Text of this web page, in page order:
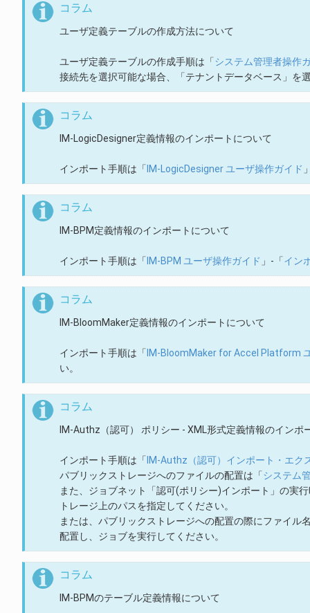
コラム
ユーザ定義テーブルの作成方法について
ユーザ定義テーブルの作成手順は「システム管理者操作
接続先を選択可能な場合、「テナントデータベース」を
コラム
IM-LogicDesigner定義情報のインポートについて
インポート手順は「 IM-LogicDesigner ユーザ操作ガイド
コラム
IM-BPM定義情報のインポートについて
インポート手順は「 IM-BPM ユーザ操作ガイド 」-「イン
コラム
IM-BloomMaker定義情報のインポートについて
インポート手順は「 IM-BloomMaker for Accel Platform
い。
コラム
IM-Authz（認可） ポリシー - XML形式定義情報のインポ
インポート手順は「 IM-Authz（認可）インポート・エク
パブリックストレージへのファイルの配置は「システム
また、ジョブネット「認可(ポリシー)インポート」の実
トレージ上のパスを指定してください。
または、パブリックストレージへの配置の際にファイル
配置し、ジョブを実行してください。
コラム
IM-BPMのテーブル定義情報について